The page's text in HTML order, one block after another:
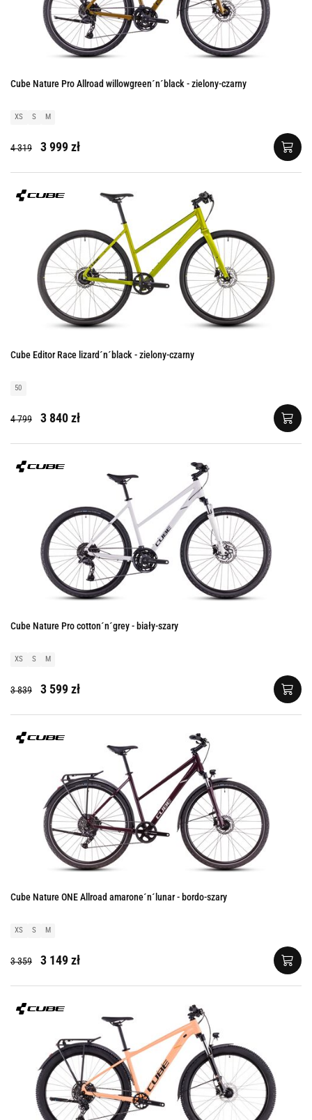
Cube Nature Pro Allroad willowgreen´n´black - zielony-czarny
XS S M
4 319 3 999 zł
Cube Editor Race lizard´n´black - zielony-czarny
50
4 799 3 840 zł
Cube Nature Pro cotton´n´grey - biały-szary
XS S M
3 839 3 599 zł
Cube Nature ONE Allroad amarone´n´lunar - bordo-szary
XS S M
3 359 3 149 zł